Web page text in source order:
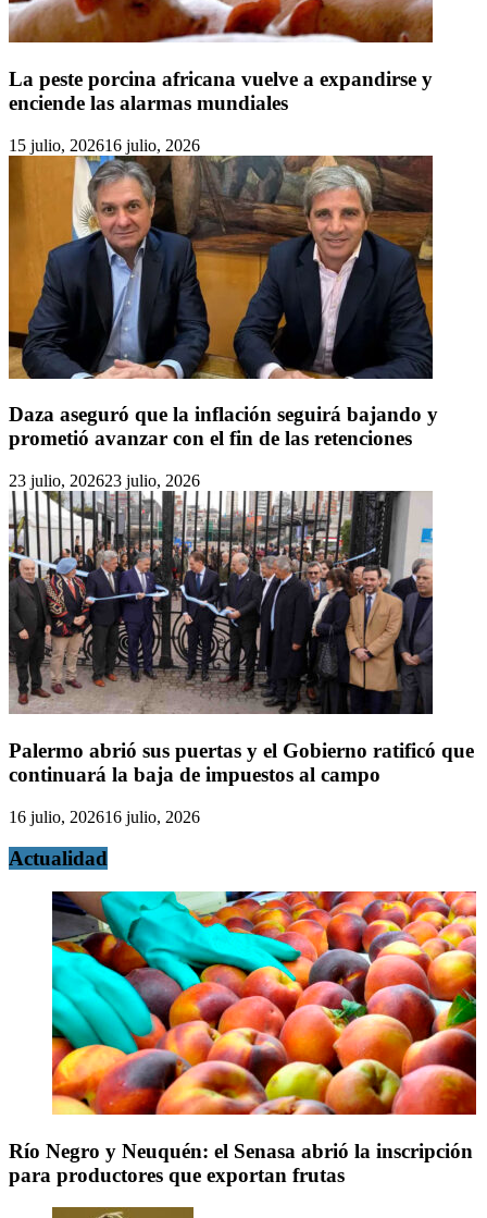
La peste porcina africana vuelve a expandirse y
enciende las alarmas mundiales
15 julio, 202616 julio, 2026
Daza aseguró que la inflación seguirá bajando y
prometió avanzar con el fin de las retenciones
23 julio, 202623 julio, 2026
Palermo abrió sus puertas y el Gobierno ratificó que
continuará la baja de impuestos al campo
16 julio, 202616 julio, 2026
Actualidad
Río Negro y Neuquén: el Senasa abrió la inscripción
para productores que exportan frutas